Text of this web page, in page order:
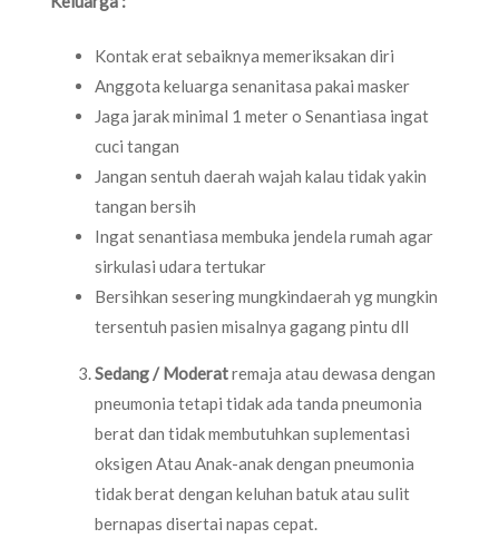
Kontak erat sebaiknya memeriksakan diri
Anggota keluarga senanitasa pakai masker
Jaga jarak minimal 1 meter o Senantiasa ingat
cuci tangan
Jangan sentuh daerah wajah kalau tidak yakin
tangan bersih
Ingat senantiasa membuka jendela rumah agar
sirkulasi udara tertukar
Bersihkan sesering mungkindaerah yg mungkin
tersentuh pasien misalnya gagang pintu dll
Sedang / Moderatremaja atau dewasa dengan
pneumonia tetapi tidak ada tanda pneumonia
berat dan tidak membutuhkan suplementasi
oksigen Atau Anak-anak dengan pneumonia
tidak berat dengan keluhan batuk atau sulit
bernapas disertai napas cepat.